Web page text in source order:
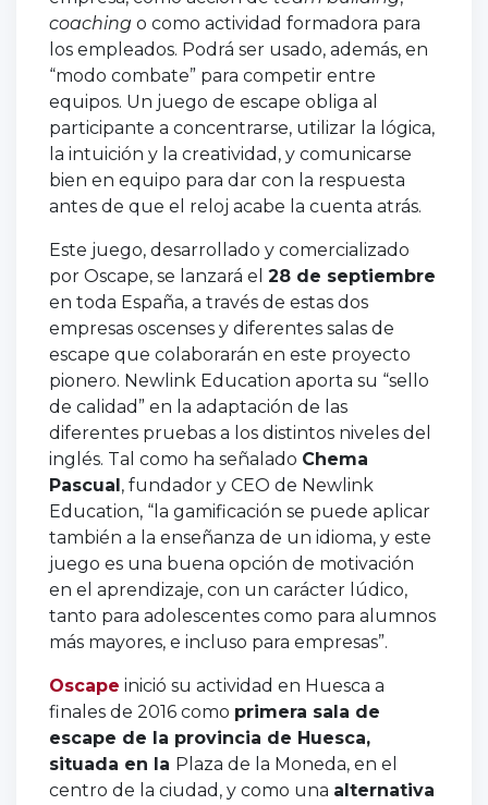
coaching o como actividad formadora para
los empleados. Podrá ser usado, además, en
“modo combate” para competir entre
equipos. Un juego de escape obliga al
participante a concentrarse, utilizar la lógica,
la intuición y la creatividad, y comunicarse
bien en equipo para dar con la respuesta
antes de que el reloj acabe la cuenta atrás.
Este juego, desarrollado y comercializado
por Oscape, se lanzará el 28 de septiembre
en toda España, a través de estas dos
empresas oscenses y diferentes salas de
escape que colaborarán en este proyecto
pionero. Newlink Education aporta su “sello
de calidad” en la adaptación de las
diferentes pruebas a los distintos niveles del
inglés. Tal como ha señalado Chema
Pascual, fundador y CEO de Newlink
Education, “la gamificación se puede aplicar
también a la enseñanza de un idioma, y este
juego es una buena opción de motivación
en el aprendizaje, con un carácter lúdico,
tanto para adolescentes como para alumnos
más mayores, e incluso para empresas”.
Oscape inició su actividad en Huesca a
finales de 2016 como primera sala de
escape de la provincia de Huesca,
situada en la Plaza de la Moneda, en el
centro de la ciudad, y como una alternativa